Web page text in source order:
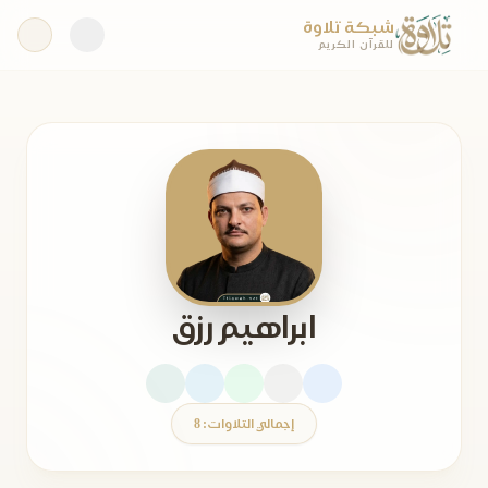
شبكة تلاوة
للقرآن الكريم
ابراهيم رزق
إجمالي التلاوات: 8